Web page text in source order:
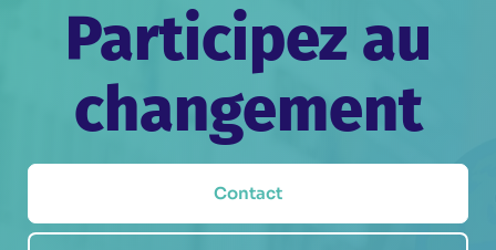
Participez au
changement
Contact